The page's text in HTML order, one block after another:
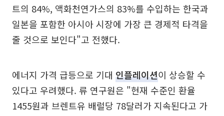
트의 84%, 액화천연가스의 83%를 수입하는 한국과
일본을 포함한 아시아 시장에 가장 큰 경제적 타격을
줄 것으로 보인다"고 전했다.
에너지 가격 급등으로 기대 인플레이션이 상승할 수
있다고 우려했다. 류 연구원은 "현재 수준인 환율
1455원과 브렌트유 배럴당 78달러가 지속된다고 가